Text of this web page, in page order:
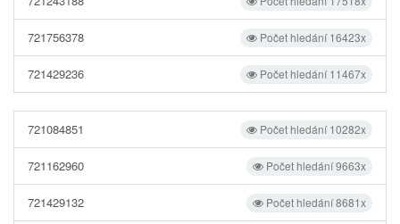
Počet hledání 16423x
721756378
Počet hledání 11467x
721429236
Počet hledání 10282x
721084851
Počet hledání 9663x
721162960
Počet hledání 8681x
721429132